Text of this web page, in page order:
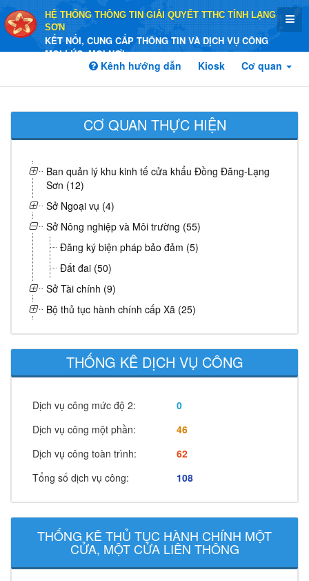
HỆ THỐNG THÔNG TIN GIẢI QUYẾT TTHC TỈNH LẠNG
SƠN
KẾT NỐI, CUNG CẤP THÔNG TIN VÀ DỊCH VỤ CÔNG
MỌI LÚC, MỌI NƠI
Kênh hướng dẫn Kiosk Cơ quan
CƠ QUAN THỰC HIỆN
Ban quản lý khu kinh tế cửa khẩu Đồng Đăng-Lạng
Sơn (12)
Sở Ngoại vụ (4)
Sở Nông nghiệp và Môi trường (55)
Đăng ký biện pháp bảo đảm (5)
Đất đai (50)
Sở Tài chính (9)
Bộ thủ tục hành chính cấp Xã (25)
THỐNG KÊ DỊCH VỤ CÔNG
Dịch vụ công mức độ 2:
0
Dịch vụ công một phần:
46
Dịch vụ công toàn trình:
62
Tổng số dịch vụ công:
108
THỐNG KÊ THỦ TỤC HÀNH CHÍNH MỘT
CỬA, MỘT CỬA LIÊN THÔNG